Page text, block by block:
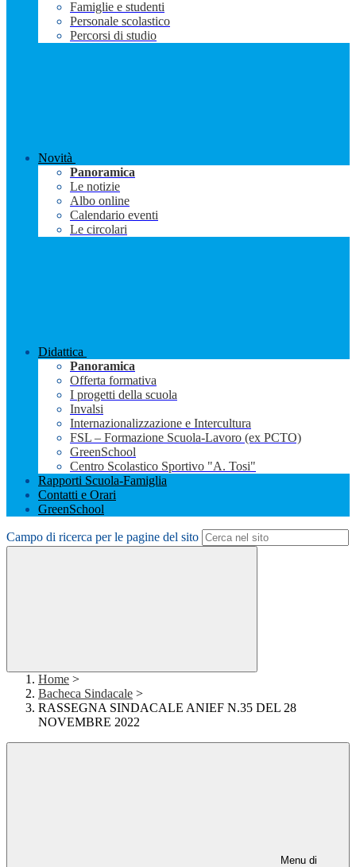
Famiglie e studenti
Personale scolastico
Percorsi di studio
Novità
Panoramica
Le notizie
Albo online
Calendario eventi
Le circolari
Didattica
Panoramica
Offerta formativa
I progetti della scuola
Invalsi
Internazionalizzazione e Intercultura
FSL – Formazione Scuola-Lavoro (ex PCTO)
GreenSchool
Centro Scolastico Sportivo "A. Tosi"
Rapporti Scuola-Famiglia
Contatti e Orari
GreenSchool
Campo di ricerca per le pagine del sito
Home >
Bacheca Sindacale >
RASSEGNA SINDACALE ANIEF N.35 DEL 28
NOVEMBRE 2022
Menu di